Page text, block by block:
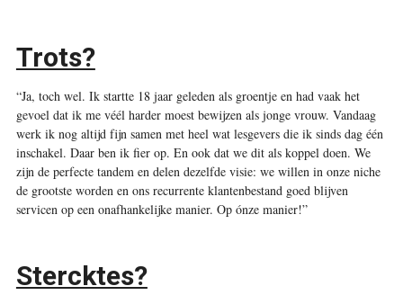
Trots?
“Ja, toch wel. Ik startte 18 jaar geleden als groentje en had vaak het
gevoel dat ik me véél harder moest bewijzen als jonge vrouw. Vandaag
werk ik nog altijd fijn samen met heel wat lesgevers die ik sinds dag één
inschakel. Daar ben ik fier op. En ook dat we dit als koppel doen. We
zijn de perfecte tandem en delen dezelfde visie: we willen in onze niche
de grootste worden en ons recurrente klantenbestand goed blijven
servicen op een onafhankelijke manier. Op ónze manier!”
Stercktes?